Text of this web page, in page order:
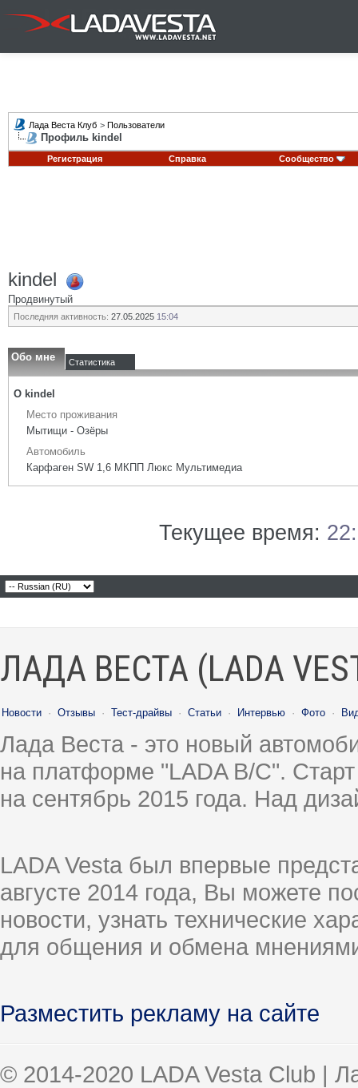
Лада Веста Клуб > Пользователи
Профиль kindel
Регистрация Справка Сообщество
kindel
Продвинутый
Последняя активность: 27.05.2025 15:04
Обо мне Статистика
О kindel
Место проживания
Мытищи - Озёры
Автомобиль
Карфаген SW 1,6 МКПП Люкс Мультимедиа
Текущее время:
ЛАДА ВЕСТА (LADA
Новости · Отзывы · Тест-драйвы · Статьи · Интервью · Фото ·
Лада Веста - это новый
на платформе "LADA B/C".
на сентябрь 2015 года. Над
LADA Vesta был впервые
августе 2014 года, Вы можете
новости, узнать технические
для общения и обмена
Разместить рекламу на сайте
© 2014-2020 LADA Vesta Club |